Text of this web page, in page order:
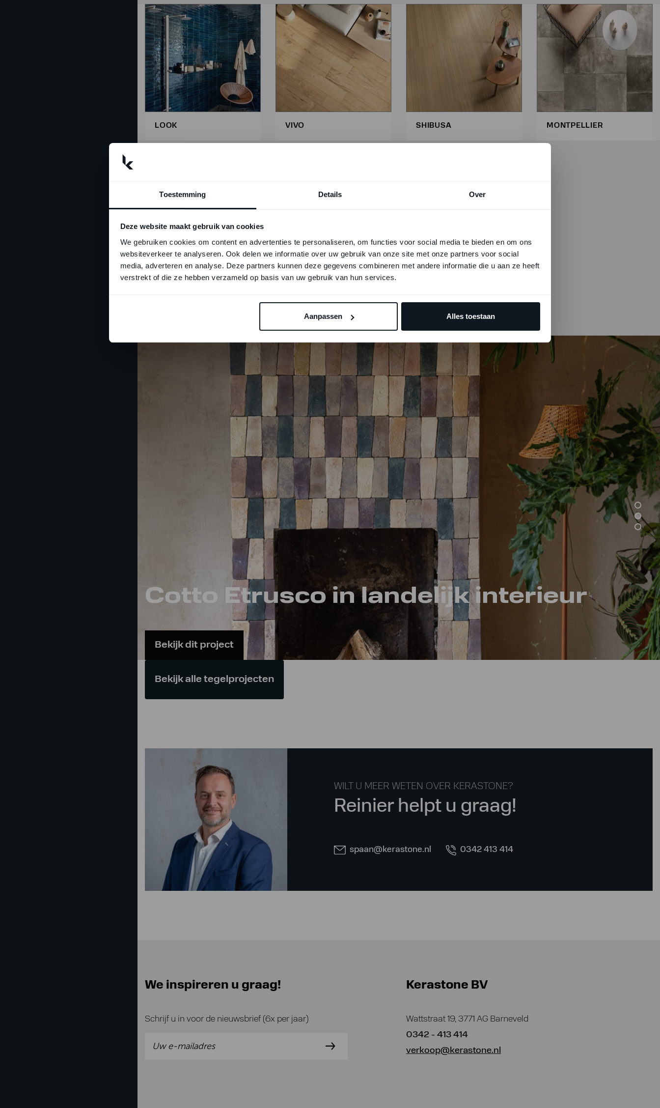
Toestemming Details Over
Deze website maakt gebruik van cookies
We gebruiken cookies om content en advertenties te personaliseren, om functies voor social media te bieden en om ons
websiteverkeer te analyseren. Ook delen we informatie over uw gebruik van onze site met onze partners voor social
media, adverteren en analyse. Deze partners kunnen deze gegevens combineren met andere informatie die u aan ze heeft
verstrekt of die ze hebben verzameld op basis van uw gebruik van hun services.
Aanpassen Alles toestaan
LOOK VIVO SHIBUSA MONTPELLIER
Prijswinnend Tegelproject IKC De Brug
Bekijk dit project
Bekijk alle tegelprojecten
WILT U MEER WETEN OVER KERASTONE?
Reinier helpt u graag!
spaan@kerastone.nl 0342 413 414
We inspireren u graag!
Schrijf u in voor de nieuwsbrief (6x per jaar)
Kerastone BV
Wattstraat 19, 3771 AG Barneveld
0342 - 413 414
verkoop@kerastone.nl